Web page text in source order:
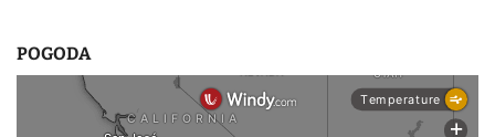
POGODA